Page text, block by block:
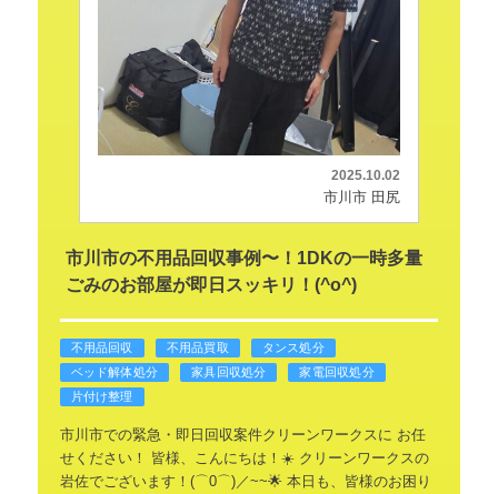
2025.10.02
市川市 田尻
市川市の不用品回収事例〜！1DKの一時多量
ごみのお部屋が即日スッキリ！(^o^)
不用品回収 不用品買取
タンス処分
ベッド解体処分
家具回収処分
家電回収処分
片付け整理
市川市での緊急・即日回収案件クリーンワークスに お任
せください！
皆様、こんにちは！☀️クリーンワークスの
岩佐でございます！(⌒0⌒)／~~🌟 本日も、皆様のお困り